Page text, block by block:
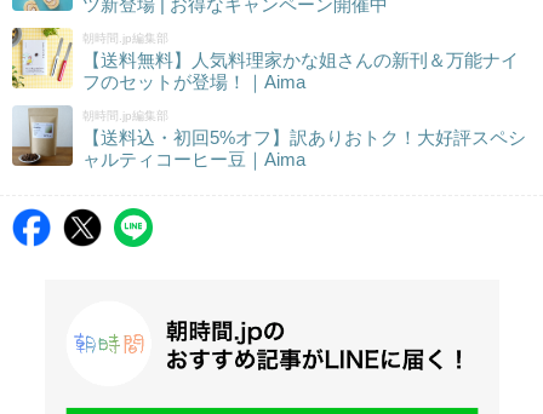
ツ新登場 | お得なキャンペーン開催中
朝時間.jp編集部
【送料無料】人気料理家かな姐さんの新刊＆万能ナイ
フのセットが登場！｜Aima
朝時間.jp編集部
【送料込・初回5%オフ】訳ありおトク！大好評スペシ
ャルティコーヒー豆｜Aima